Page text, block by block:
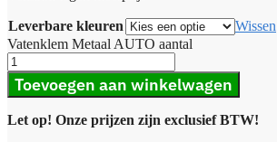
Leverbare kleuren
Wissen
Vatenklem Metaal AUTO aantal
Toevoegen aan winkelwagen
Let op! Onze prijzen zijn exclusief BTW!